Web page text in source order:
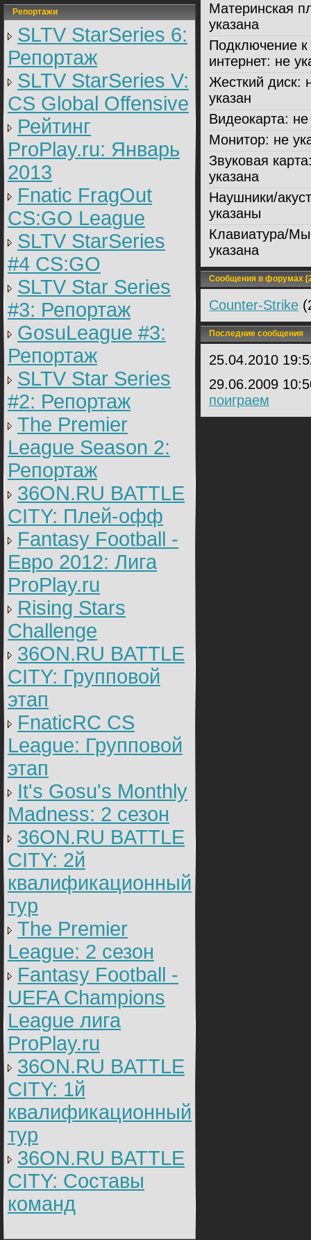
Репортажи
SLTV StarSeries 6:
Репортаж
SLTV StarSeries V:
CS Global Offensive
Рейтинг
ProPlay.ru: Январь
2013
Fnatic FragOut
CS:GO League
SLTV StarSeries
#4 CS:GO
SLTV Star Series
#3: Репортаж
GosuLeague #3:
Репортаж
SLTV Star Series
#2: Репортаж
The Premier
League Season 2:
Репортаж
36ON.RU BATTLE
CITY: Плей-офф
Fantasy Football -
Евро 2012: Лига
ProPlay.ru
Rising Stars
Challenge
36ON.RU BATTLE
CITY: Групповой
этап
FnaticRC CS
League: Групповой
этап
It's Gosu's Monthly
Madness: 2 сезон
36ON.RU BATTLE
CITY: 2й
квалификационный
тур
The Premier
League: 2 cезон
Fantasy Football -
UEFA Champions
League лига
ProPlay.ru
36ON.RU BATTLE
CITY: 1й
квалификационный
тур
36ON.RU BATTLE
CITY: Составы
команд
Материнская
указана
Подключение к
интернет: не
Жесткий диск:
указан
Видеокарта: не
Монитор: не
Звуковая
указана
Наушники/
указаны
Клавиатура/
указана
Сообщения в форумах
Counter-Strike
Последние сообщения
25.04.2010
29.06.2009
поиграем